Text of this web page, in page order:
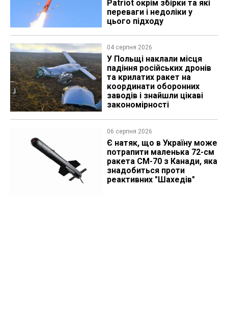
Patriot окрім збірки та які
переваги і недоліки у
цього підходу
04 серпня 2026
У Польщі наклали місця
падіння російських дронів
та крилатих ракет на
координати оборонних
заводів і знайшли цікаві
закономірності
06 серпня 2026
Є натяк, що в Україну може
потрапити маленька 72-см
ракета CM-70 з Канади, яка
знадобиться проти
реактивних "Шахедів"